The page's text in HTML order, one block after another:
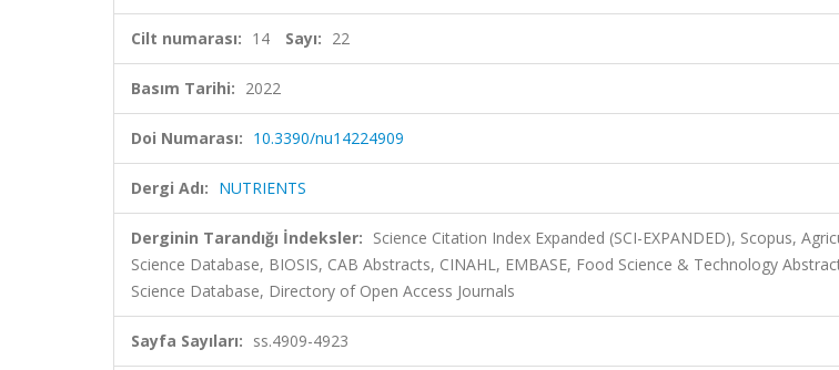
Cilt numarası: 14 Sayı: 22
Basım Tarihi: 2022
Doi Numarası: 10.3390/nu14224909
Dergi Adı: NUTRIENTS
Derginin Tarandığı İndeksler: Science Citation Index Expanded (SCI-EXPANDED), Scopus,
Science Database, BIOSIS, CAB Abstracts, CINAHL, EMBASE, Food Science & Technology
Science Database, Directory of Open Access Journals
Sayfa Sayıları: ss.4909-4923